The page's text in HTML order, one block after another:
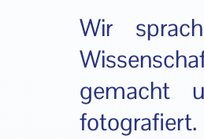
Wir
gemacht
fotografiert.